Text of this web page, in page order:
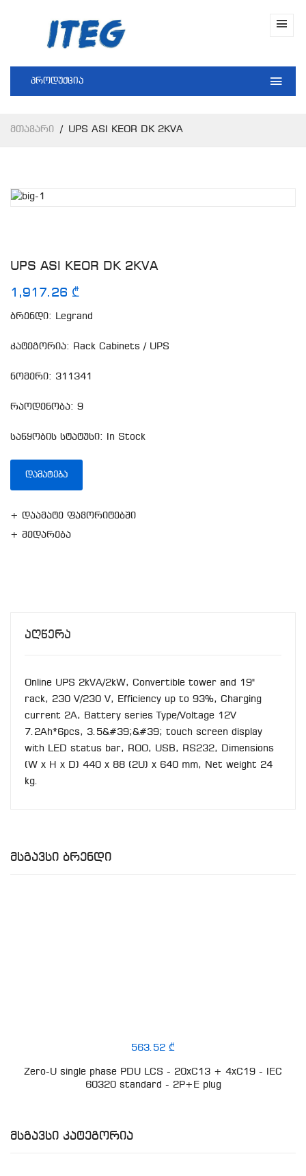
პროდუქცია
Მთავარი UPS ASI KEOR DK 2KVA
UPS ASI KEOR DK 2KVA
1,917.26 ₾
ბრენდი: Legrand
კატეგორია: Rack Cabinets / UPS
ნომერი: 311341
რაოდენობა: 9
საწყობის სტატუსი: In Stock
ᲓᲐᲛᲐᲢᲔᲑᲐ
+ დაამატე ფავორიტებში
+ შედარება
Აღწერა
Online UPS 2kVA/2kW, Convertible tower and 19"
rack, 230 V/230 V, Efficiency up to 93%, Charging
current 2A, Battery series Type/Voltage 12V
7.2Ah*6pcs, 3.5&#39;&#39; touch screen display
with LED status bar, ROO, USB, RS232, Dimensions
(W x H x D) 440 x 88 (2U) x 640 mm, Net weight 24
kg.
Მსგავსი Ბრენდი
563.52 ₾
Zero-U single phase PDU LCS - 20xC13 + 4xC19 - IEC
60320 standard - 2P+E plug
Მსგავსი Კატეგორია